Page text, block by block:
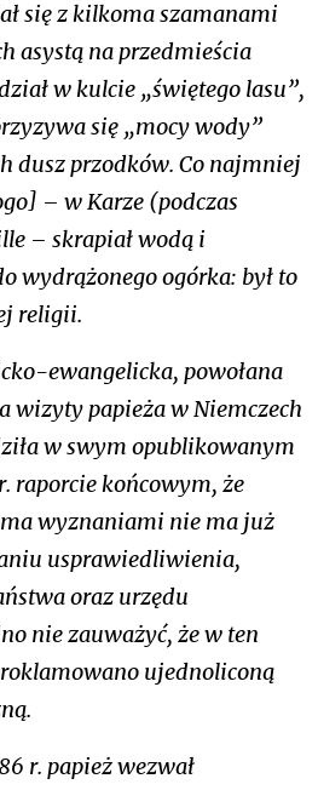
się z kilkoma szamanami
asystą na przedmieścia
w kulcie „świętego lasu”,
się „mocy wody”
dusz przodków. Co najmniej
– w Karze (podczas
– skrapiał wodą i
wydrążonego ogórka: był to
religii.
ewangelicka, powołana
wizyty papieża w Niemczech
w swym opublikowanym
raporcie końcowym, że
wyznaniami nie ma już
usprawiedliwienia,
oraz urzędu
nie zauważyć, że w ten
ujednoliconą
r. papież wezwał